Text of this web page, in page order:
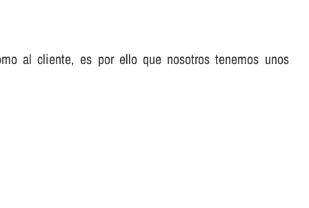
al cliente, es por ello que nosotros tenemos unos